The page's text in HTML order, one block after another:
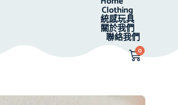
Clothing
統感玩具
關於我們
聯絡我們
0